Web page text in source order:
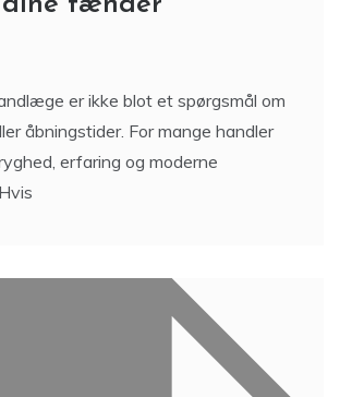
er ikke blot et spørgsmål om
åbningstider. For mange handler
erfaring og moderne